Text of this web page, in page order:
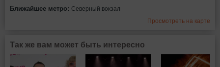
Ближайшее метро: Северный вокзал
Просмотреть на карте
Так же вам может быть интересно